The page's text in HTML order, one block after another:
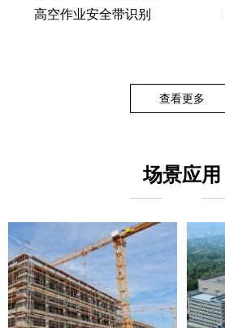
高空作业安全带识别
查看更多
场景应用